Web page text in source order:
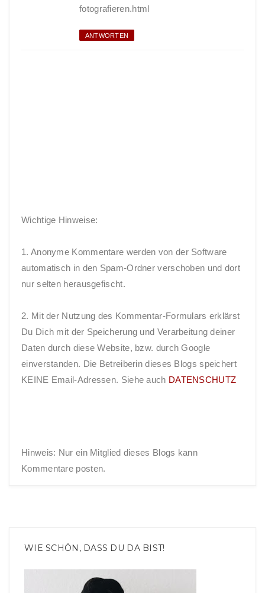
fotografieren.html
ANTWORTEN
Wichtige Hinweise:
1. Anonyme Kommentare werden von der Software
automatisch in den Spam-Ordner verschoben und dort
nur selten herausgefischt.
2. Mit der Nutzung des Kommentar-Formulars erklärst
Du Dich mit der Speicherung und Verarbeitung deiner
Daten durch diese Website, bzw. durch Google
einverstanden. Die Betreiberin dieses Blogs speichert
KEINE Email-Adressen. Siehe auch DATENSCHUTZ
Hinweis: Nur ein Mitglied dieses Blogs kann
Kommentare posten.
WIE SCHÖN, DASS DU DA BIST!